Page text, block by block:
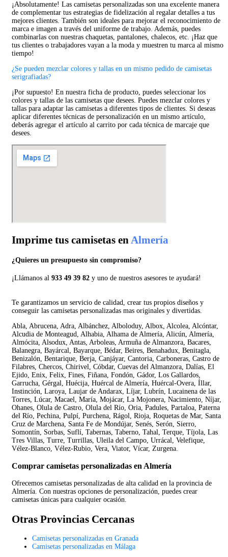
¡Absolutamente! Las camisetas personalizadas son una excelente manera
de complementar tus estrategias de fidelización al regalar detalles a tus
mejores clientes. También son ideales para mejorar el reconocimiento de
marca e imagen a través del uniforme de trabajo. Además, puedes
combinarlas con nuestras chaquetas, pantalones, chalecos, etc. ¡Haz que
tus clientes o trabajadores vayan a la moda y muestren tu marca al mismo
tiempo!
¿Se pueden mezclar colores y tallas en un mismo pedido de camisetas
serigrafiadas?
¡Por supuesto! En nuestra ficha de producto, puedes seleccionar los
colores y tallas de las camisetas que desees. Puedes mezclar colores y
tallas para adaptar las camisetas a diferentes tipos de clientes. Si deseas
aplicar diferentes técnicas de personalización en un mismo artículo,
deberás agregar el artículo al carrito por cada técnica de marcaje que
desees.
Imprime tus camisetas enAlmería
¿Quieres un presupuesto sin compromiso?
¡Llámanos al 933 49 39 82 y uno de nuestros asesores te ayudará!
Te garantizamos un servicio de calidad, crear tus propios diseños y
conseguir las camisetas personalizadas mas originales y divertidas.
Abla, Abrucena, Adra, Albánchez, Alboloduy, Albox, Alcolea, Alcóntar,
Alcudia de Monteagud, Alhabia, Alhama de Almería, Alicún, Almería,
Almócita, Alsodux, Antas, Arboleas, Armuña de Almanzora, Bacares,
Balanegra, Bayárcal, Bayarque, Bédar, Beires, Benahadux, Benitagla,
Benizalón, Bentarique, Berja, Canjáyar, Cantoria, Carboneras, Castro de
Filabres, Chercos, Chirivel, Cóbdar, Cuevas del Almanzora, Dalías, El
Ejido, Enix, Felix, Fines, Fiñana, Fondón, Gádor, Los Gallardos,
Garrucha, Gérgal, Huécija, Huércal de Almería, Huércal-Overa, Íllar,
Instinción, Laroya, Laujar de Andarax, Líjar, Lubrín, Lucainena de las
Torres, Lúcar, Macael, María, Mojácar, La Mojonera, Nacimiento, Níjar,
Ohanes, Olula de Castro, Olula del Río, Oria, Padules, Partaloa, Paterna
del Río, Pechina, Pulpí, Purchena, Rágol, Rioja, Roquetas de Mar, Santa
Cruz de Marchena, Santa Fe de Mondújar, Senés, Serón, Sierro,
Somontín, Sorbas, Suflí, Tabernas, Taberno, Tahal, Terque, Tíjola, Las
Tres Villas, Turre, Turrillas, Uleila del Campo, Urrácal, Velefique,
Vélez-Blanco, Vélez-Rubio, Vera, Viator, Vícar, Zurgena.
Comprar camisetas personalizadas en Almería
Ofrecemos camisetas personalizadas de alta calidad en la provincia de
Almería. Con nuestras opciones de personalización, puedes crear
camisetas únicas para cualquier ocasión.
Otras Provincias Cercanas
Camisetas personalizadas en Granada
Camisetas personalizadas en Málaga